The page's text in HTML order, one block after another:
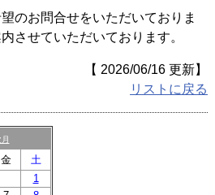
活動概要
のお問合せをいただいておりま
させていただいております。
【 2026/06/16 更新】
リストに戻る
金
土
1